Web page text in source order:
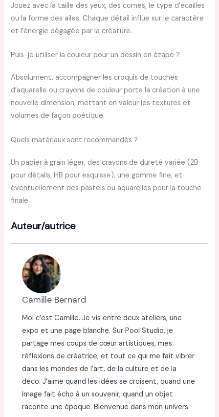
Jouez avec la taille des yeux, des cornes, le type d’écailles
ou la forme des ailes. Chaque détail influe sur le caractère
et l’énergie dégagée par la créature.
Puis-je utiliser la couleur pour un dessin en étape ?
Absolument, accompagner les croquis de touches
d’aquarelle ou crayons de couleur porte la création à une
nouvelle dimension, mettant en valeur les textures et
volumes de façon poétique.
Quels matériaux sont recommandés ?
Un papier à grain léger, des crayons de dureté variée (2B
pour détails, HB pour esquisse), une gomme fine, et
éventuellement des pastels ou aquarelles pour la touche
finale.
Auteur/autrice
Camille Bernard
Moi c’est Camille. Je vis entre deux ateliers, une
expo et une page blanche. Sur Pool Studio, je
partage mes coups de cœur artistiques, mes
réflexions de créatrice, et tout ce qui me fait vibrer
dans les mondes de l’art, de la culture et de la
déco. J’aime quand les idées se croisent, quand une
image fait écho à un souvenir, quand un objet
raconte une époque. Bienvenue dans mon univers.